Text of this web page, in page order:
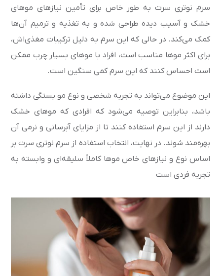
سرم نوتری سرت به طور خاص برای تأمین نیازهای موهای
خشک و آسیب دیده طراحی شده و به تغذیه و ترمیم آن‌ها
کمک می‌کند. در حالی که این سرم به دلیل ترکیبات مغذی‌اش،
برای اکثر موها مناسب است، افراد با موهای بسیار چرب ممکن
است احساس کنند که این سرم کمی سنگین است.
این موضوع می‌تواند به تجربه شخصی و نوع مو بستگی داشته
باشد، بنابراین توصیه می‌شود که افرادی که موهای خشک
دارند از این سرم استفاده کنند تا از مزایای آبرسانی و نرمی آن
بهره‌مند شوند. در نهایت، انتخاب استفاده از سرم نوتری سرت بر
اساس نوع و نیازهای خاص موها کاملاً سلیقه‌ای و وابسته به
تجربه فردی است